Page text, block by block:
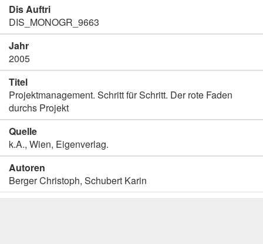
Dis Auftri
DIS_MONOGR_9663
Jahr
2005
Titel
Projektmanagement. Schritt für Schritt. Der rote Faden
durchs Projekt
Quelle
k.A., Wien, Eigenverlag.
Autoren
Berger Christoph, Schubert Karin